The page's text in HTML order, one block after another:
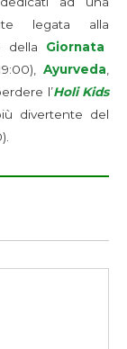
legata alla
della Giornata
Ayurveda,
l’Holi Kids
divertente del